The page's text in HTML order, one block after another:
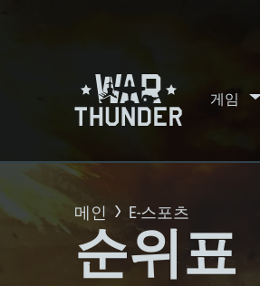
게임
메인 E-스포츠
순위표